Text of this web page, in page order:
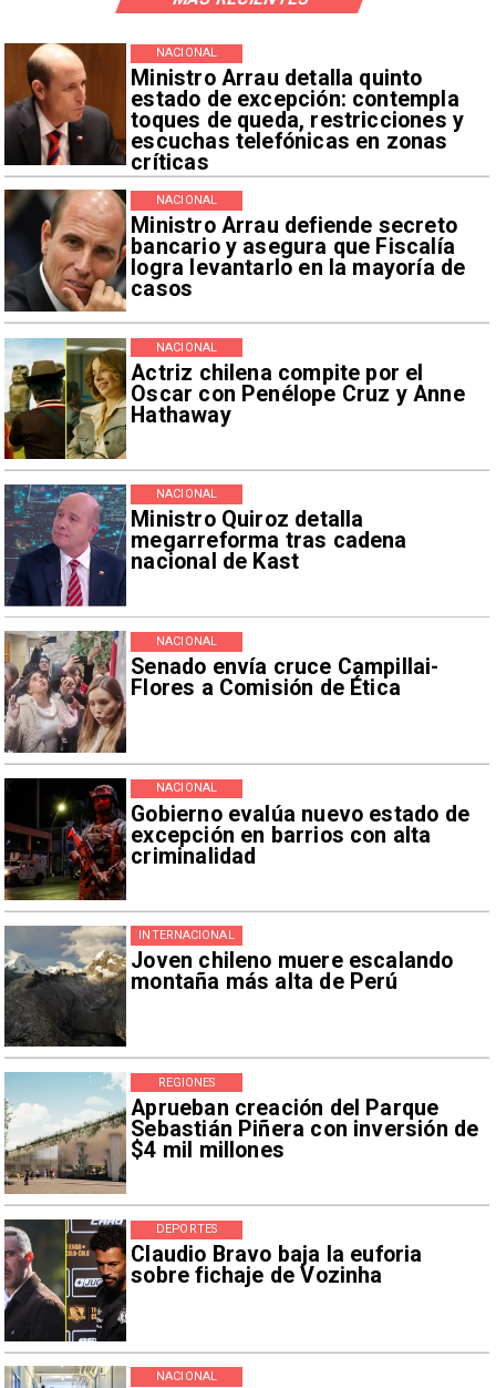
Ministro Arrau detalla quinto
estado de excepción: contempla
toques de queda, restricciones y
escuchas telefónicas en zonas
críticas
NACIONAL
Ministro Arrau defiende secreto
bancario y asegura que Fiscalía
logra levantarlo en la mayoría de
casos
NACIONAL
Actriz chilena compite por el
Oscar con Penélope Cruz y Anne
Hathaway
NACIONAL
Ministro Quiroz detalla
megarreforma tras cadena
nacional de Kast
NACIONAL
Senado envía cruce Campillai-
Flores a Comisión de Ética
NACIONAL
Gobierno evalúa nuevo estado de
excepción en barrios con alta
criminalidad
NACIONAL
Joven chileno muere escalando
montaña más alta de Perú
INTERNACIONAL
Aprueban creación del Parque
Sebastián Piñera con inversión de
$4 mil millones
REGIONES
Claudio Bravo baja la euforia
sobre fichaje de Vozinha
DEPORTES
NACIONAL